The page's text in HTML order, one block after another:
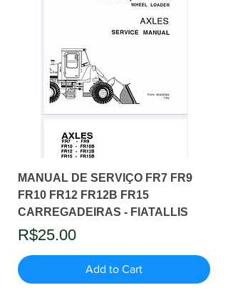
MANUAL DE SERVIÇO FR7 FR9
FR10 FR12 FR12B FR15
CARREGADEIRAS - FIATALLIS
Price
R$25.00
Add to Cart